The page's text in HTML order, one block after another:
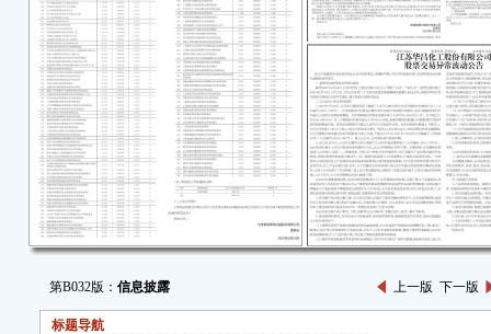
第B032版： 信息披露 上一版 下一版
标题导航